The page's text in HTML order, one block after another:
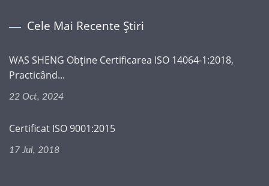
Cele Mai Recente Știri
WAS SHENG Obține Certificarea ISO 14064-1:2018,
Practicând...
22 Oct, 2024
Certificat ISO 9001:2015
17 Jul, 2018